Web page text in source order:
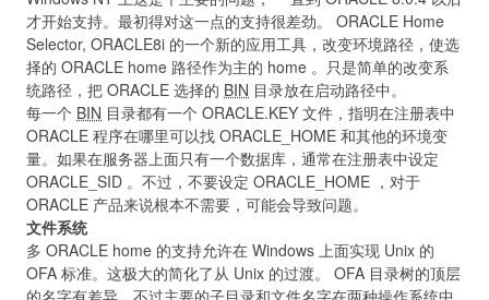
才开始支持。最初得对这一点的支持很差劲。 ORACLE Home
Selector, ORACLE8i 的一个新的应用工具，改变环境路径，使选
择的 ORACLE home 路径作为主的 home 。只是简单的改变系
统路径，把 ORACLE 选择的 BIN 目录放在启动路径中。
每一个 BIN 目录都有一个 ORACLE.KEY 文件，指明在注册表中
ORACLE 程序在哪里可以找 ORACLE_HOME 和其他的环境变
量。如果在服务器上面只有一个数据库，通常在注册表中设定
ORACLE_SID 。不过，不要设定 ORACLE_HOME ，对于
ORACLE 产品来说根本不需要，可能会导致问题。
文件系统
多 ORACLE home 的支持允许在 Windows 上面实现 Unix 的
OFA 标准。这极大的简化了从 Unix 的过渡。 OFA 目录树的顶层
的名字有差异，不过主要的子目录和文件名字在两种操作系统中